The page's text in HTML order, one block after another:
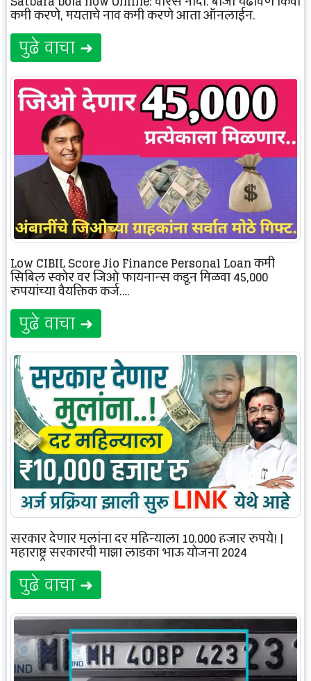
कमी करणे, मयताचे नाव कमी करणे आता ऑनलाईन.
पुढे वाचा ➜
Low CIBIL Score Jio Finance Personal Loan कमी
सिबिल स्कोर वर जिओ फायनान्स कडून मिळवा 45,000
रुपयांच्या वैयक्तिक कर्ज….
पुढे वाचा ➜
सरकार देणार मुलांना दर महिन्याला 10,000 हजार रुपये! |
महाराष्ट्र सरकारची माझा लाडका भाऊ योजना 2024
पुढे वाचा ➜